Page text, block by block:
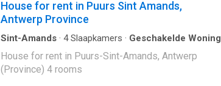
House for rent in Puurs Sint Amands,
Antwerp Province
Sint-Amands · 4Slaapkamers · Geschakelde Woning
House for rent in Puurs-Sint-Amands, Antwerp
(Province) 4 rooms